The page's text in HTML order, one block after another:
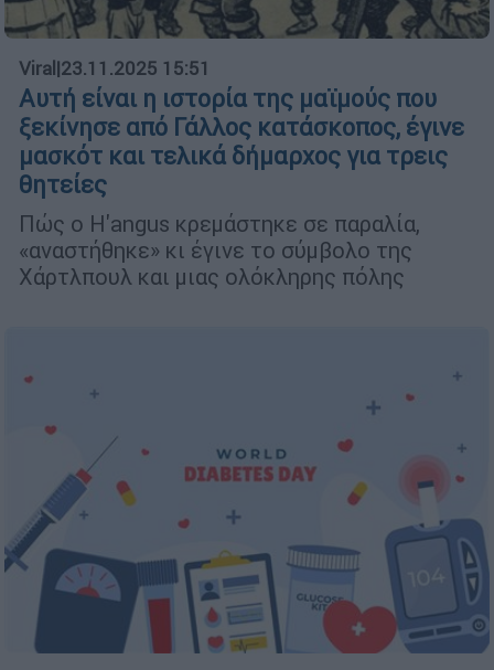
Viral |23.11.2025 15:51
Αυτή είναι η ιστορία της μαϊμούς που
ξεκίνησε από Γάλλος κατάσκοπος, έγινε
μασκότ και τελικά δήμαρχος για τρεις
θητείες
Πώς ο H'angus κρεμάστηκε σε παραλία,
«αναστήθηκε» κι έγινε το σύμβολο της
Χάρτλπουλ και μιας ολόκληρης πόλης